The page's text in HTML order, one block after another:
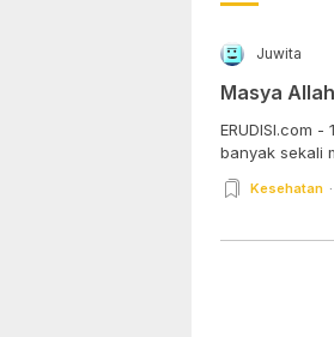
Juwita
Masya
ERUDISI.com
banyak sekali
Kesehatan